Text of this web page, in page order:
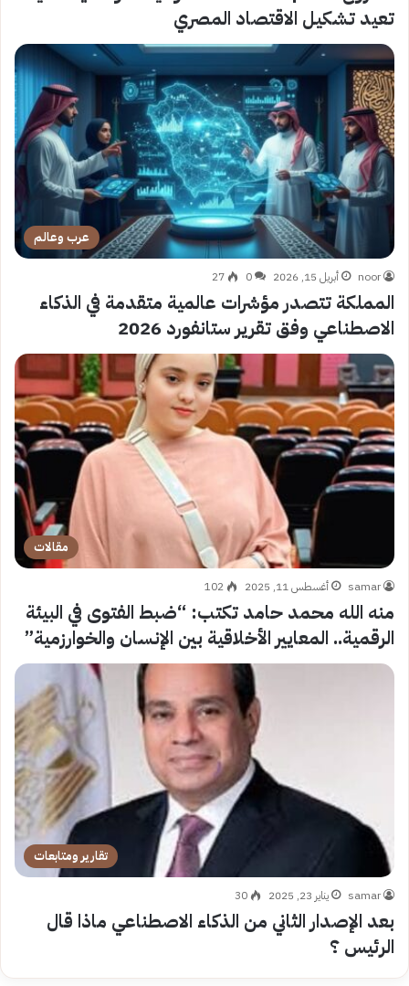
تعيد تشكيل الاقتصاد المصري
عرب وعالم
noor أبريل 15, 2026 0
27
المملكة تتصدر مؤشرات عالمية متقدمة في الذكاء
الاصطناعي وفق تقرير ستانفورد 2026
مقالات
samar أغسطس 11, 2025 102
منه الله محمد حامد تكتب: “ضبط الفتوى في البيئة
الرقمية.. المعايير الأخلاقية بين الإنسان والخوارزمية”
تقارير ومتابعات
samar يناير 23, 2025 30
بعد الإصدار الثاني من الذكاء الاصطناعي ماذا قال
الرئيس ؟